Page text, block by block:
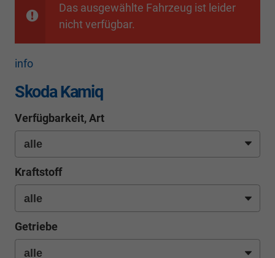
Das ausgewählte Fahrzeug ist leider
nicht verfügbar.
info
Skoda Kamiq
Verfügbarkeit, Art
Kraftstoff
Getriebe